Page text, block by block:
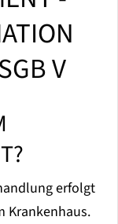
V
erfolgt
Krankenhaus.